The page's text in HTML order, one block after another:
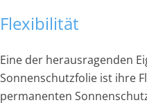
Flexibilität
Eine der herausragenden
Sonnenschutzfolie ist ihre
permanenten